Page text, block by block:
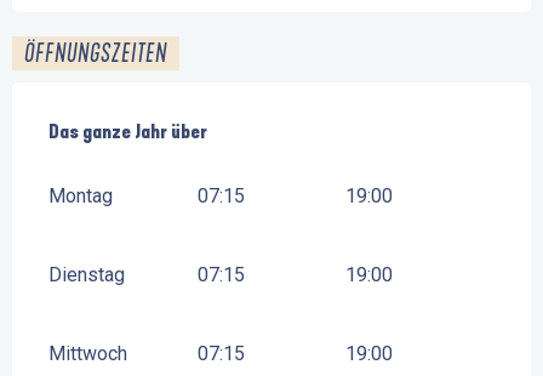
ÖFFNUNGSZEITEN
Das ganze Jahr über
Das ganze Jahr über
Montag 07:15 19:00
Dienstag 07:15 19:00
Mittwoch 07:15 19:00